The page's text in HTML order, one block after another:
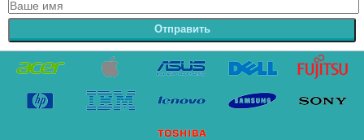
Отправить